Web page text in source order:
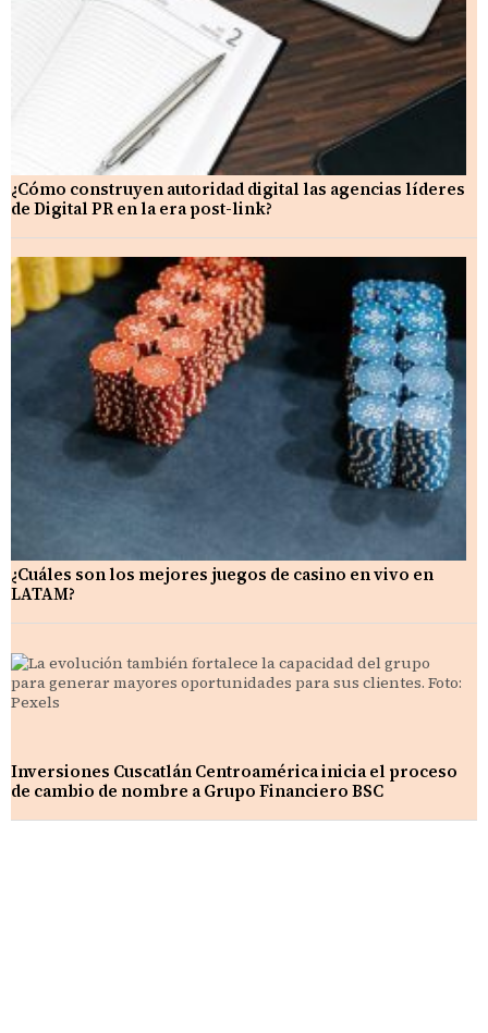
¿Cómo construyen autoridad digital las agencias líderes
de Digital PR en la era post-link?
¿Cuáles son los mejores juegos de casino en vivo en
LATAM?
Inversiones Cuscatlán Centroamérica inicia el proceso
de cambio de nombre a Grupo Financiero BSC